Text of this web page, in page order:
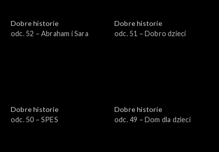
Dobre historie
odc. 52 – Abraham i Sara
Dobre historie
odc. 51 – Dobro dzieci
Dobre historie
odc. 50 – SPES
Dobre historie
odc. 49 – Dom dla dzieci